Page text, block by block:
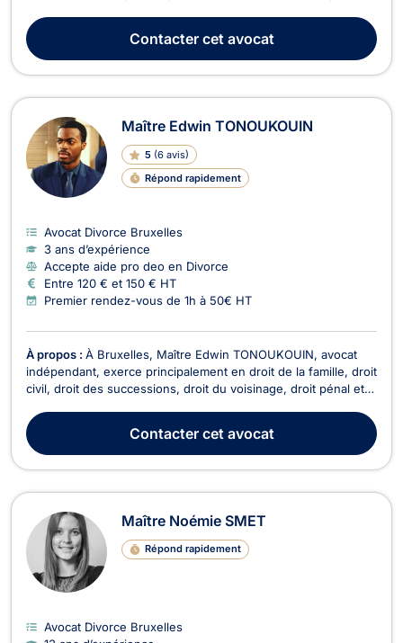
accompagne dans la constitution des demandes de mariages,
des cohabitations légales, des séparations et ...
Contactercet avocat
Maître Edwin TONOUKOUIN
5 (6 avis)
Répond rapidement
Avocat Divorce Bruxelles
3 ans d’expérience
Accepte aide pro deo en Divorce
Entre 120 € et 150 € HT
Premier rendez-vous de 1h à 50€ HT
À propos : À Bruxelles, Maître Edwin TONOUKOUIN, avocat
indépendant, exerce principalement en droit de la famille, droit
civil, droit des successions, droit du voisinage, droit pénal et
clients afin de les accompagner dans des situations juridiques
diverses et d’assurer l...Contactercet avocat
Maître Noémie SMET
Répond rapidement
Avocat Divorce Bruxelles